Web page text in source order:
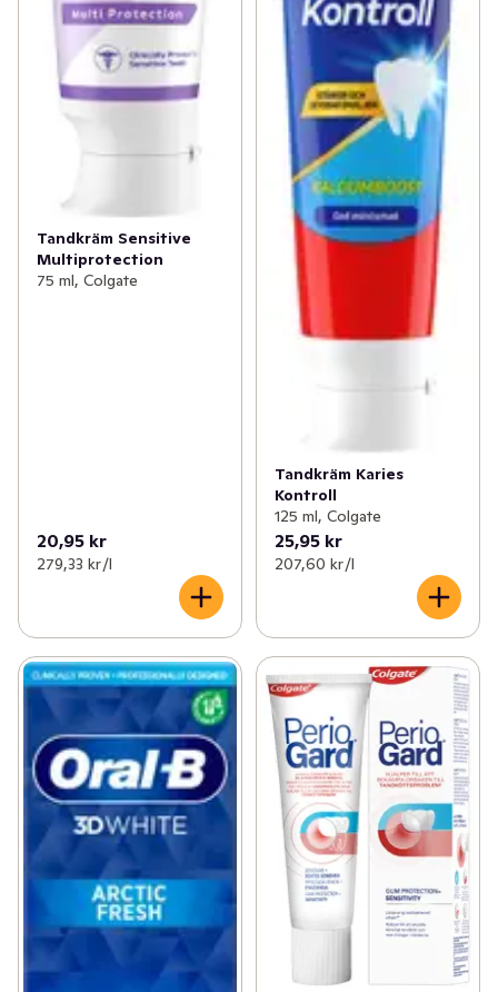
Tandkräm Sensitive
Multiprotection
75 ml, Colgate
20,95 kr
279,33 kr /l
Tandkräm Karies
Kontroll
125 ml, Colgate
25,95 kr
207,60 kr /l